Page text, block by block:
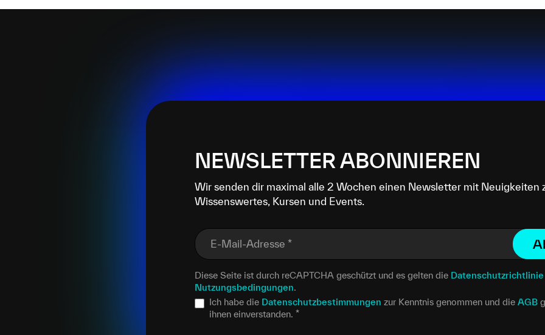
NEWSLETTER ABONNIEREN
Wir senden dir maximal alle 2 Wochen einen Newsletter mit Neuigkeiten
Wissenswertes, Kursen und Events.
E-Mail-Adresse *
Diese Seite ist durch reCAPTCHA geschützt und es gelten die Datenschutzrichtlinie
Nutzungsbedingungen.
Ich habe die Datenschutzbestimmungen zur Kenntnis genommen und die AGB
ihnen einverstanden. *